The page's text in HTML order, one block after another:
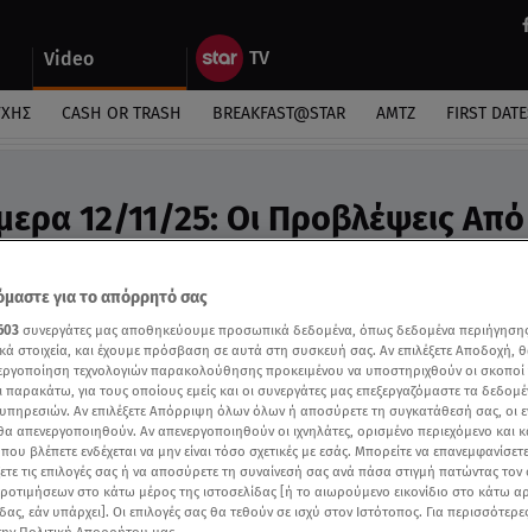
Video
CASH OR TRASH BREAKFAST@STAR ΑΜΤΖ FIRST
12/11/25: Οι Προβλέψεις Από
- Video
της Άσης Μπήλιου στο Breakfast@Star
για το απόρρητό σας
συνεργάτες μας αποθηκεύουμε προσωπικά δεδομένα, όπως δεδομένα
στοιχεία, και έχουμε πρόσβαση σε αυτά στη συσκευή σας. Αν επιλέξετε Αποδοχή,
τεχνολογιών παρακολούθησης προκειμένου να υποστηριχθούν οι
παρακάτω, για τους οποίους εμείς και οι συνεργάτες μας επεξεργαζόμαστε τα
Αν επιλέξετε Απόρριψη όλων όλων ή αποσύρετε τη συγκατάθεσή σας, οι
απενεργοποιηθούν. Αν απενεργοποιηθούν οι ιχνηλάτες, ορισμένο περιεχόμενο και
βλέπετε ενδέχεται να μην είναι τόσο σχετικές με εσάς. Μπορείτε να
τις επιλογές σας ή να αποσύρετε τη συναίνεσή σας ανά πάσα στιγμή πατώντας
στο κάτω μέρος της ιστοσελίδας [ή το αιωρούμενο εικονίδιο στο κάτω
εάν υπάρχει]. Οι επιλογές σας θα τεθούν σε ισχύ στον Ιστότοπος. Για